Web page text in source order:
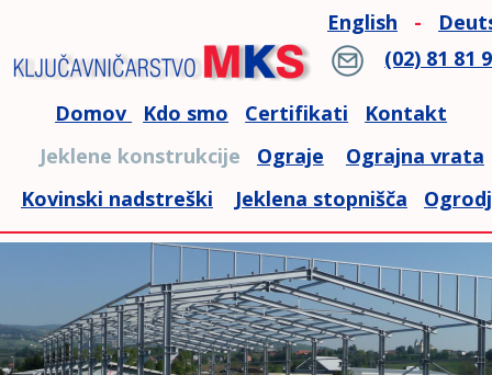
(02) 81 81
English -
Domov Kdo smo Certifikati
Kontakt
Jeklene konstrukcije Ograje
Ograjna vrata
Kovinski nadstreški
Jeklena stopnišča